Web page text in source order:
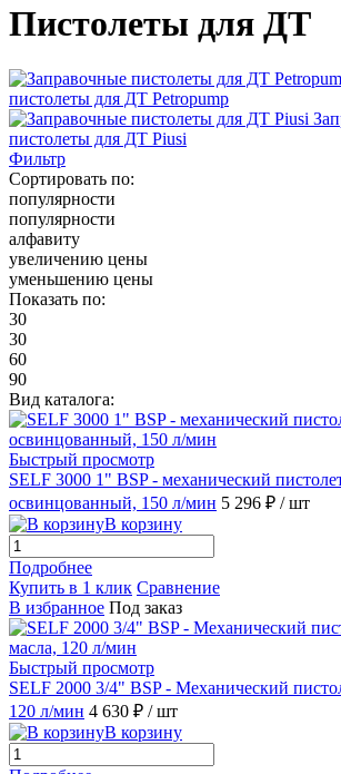
Пистолеты для ДТ
пистолеты для ДТ Petropump
пистолеты для ДТ Piusi
Фильтр
Сортировать по:
популярности
популярности
алфавиту
увеличению цены
уменьшению цены
Показать по:
30
30
60
90
Вид каталога:
Быстрый просмотр
SELF 3000 1" BSP - механический
освинцованный, 150 л/мин 5 296 ₽ / шт
В корзину
Подробнее
Купить в 1 клик Сравнение
В избранное Под заказ
Быстрый просмотр
SELF 2000 3/4" BSP - Механический
120 л/мин 4 630 ₽ / шт
В корзину